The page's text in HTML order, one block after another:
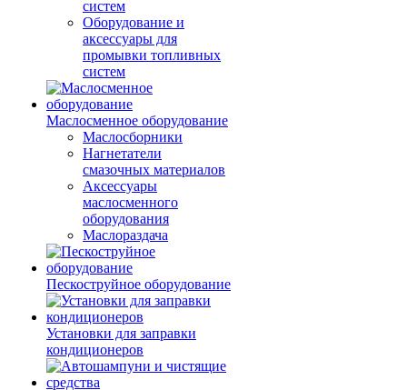
систем
Оборудование и
аксессуары для
промывки топливных
систем
Маслосменное оборудование
Маслосборники
Нагнетатели
смазочных материалов
Аксессуары
маслосменного
оборудования
Маслораздача
Пескоструйное оборудование
Установки для заправки
кондиционеров